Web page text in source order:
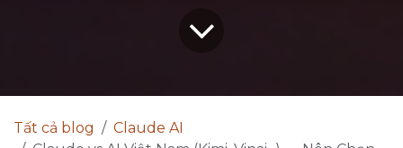
Tất cả blog
Claude AI